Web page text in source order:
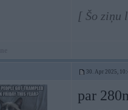
[ Šo ziņu
30. Apr 2025,
par